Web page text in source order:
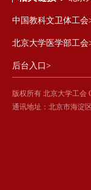
中国教科文卫体工会
北京大学医学部工会
后台入口>
版权所有 北京大学工会
通讯地址：北京市海淀